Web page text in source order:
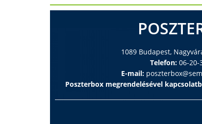
1089 Budapest,
Telefon:06-20-
E-mail:
Poszterbox megrendelésével